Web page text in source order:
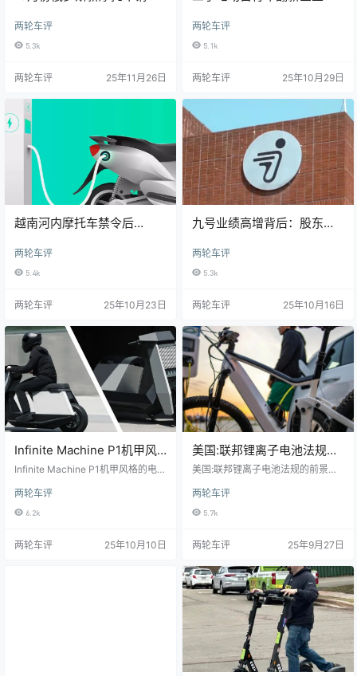
两轮车评
5.3k
两轮车评 25年11月26日
affordability新机遇
两轮车评
5.1k
两轮车评 25年10月29日
越南河内摩托车禁令后
销量激增
两轮车评
5.4k
两轮车评 25年10月23日
九号业绩高增背后：股东减
议
两轮车评
5.3k
两轮车评 25年10月16日
Infinite Machine P1机甲风
格的电动两轮车即将全球上
Infinite Machine P1机甲风格的电动
两轮车评Infinite Machine P1 为两
轮车带来了 Cybertruck 的元素Infin
里侧面板可以容纳货
两轮车评
6.2k
两轮车评 25年10月10日
美国:联邦锂离子电池法规的
前景
美国:联邦锂离子电池法规的前景原
电动出行设备锂离子电池的联邦安
全标准正在推进中，但仍未确定。
标准也有可能被采纳。PeopleForBi
安全和合规。制造
两轮车评
5.7k
两轮车评 25年9月27日